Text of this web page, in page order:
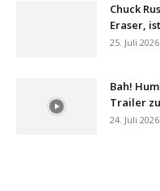
Chuck
Eraser,
25. Juli 2026
Bah!
Trailer
24. Juli 2026